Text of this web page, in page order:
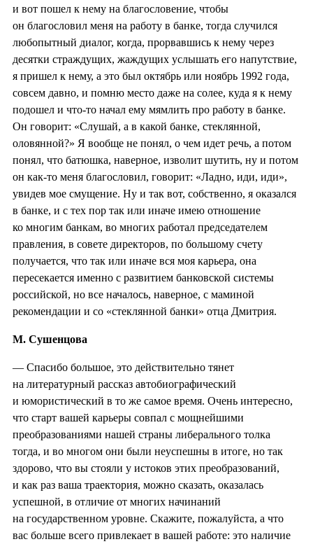
и вот пошел к нему на благословение, чтобы
он благословил меня на работу в банке, тогда случился
любопытный диалог, когда, прорвавшись к нему через
десятки страждущих, жаждущих услышать его напутствие,
я пришел к нему, а это был октябрь или ноябрь 1992 года,
совсем давно, и помню место даже на солее, куда я к нему
подошел и что-то начал ему мямлить про работу в банке.
Он говорит: «Слушай, а в какой банке, стеклянной,
оловянной?» Я вообще не понял, о чем идет речь, а потом
понял, что батюшка, наверное, изволит шутить, ну и потом
он как-то меня благословил, говорит: «Ладно, иди, иди»,
увидев мое смущение. Ну и так вот, собственно, я оказался
в банке, и с тех пор так или иначе имею отношение
ко многим банкам, во многих работал председателем
правления, в совете директоров, по большому счету
получается, что так или иначе вся моя карьера, она
пересекается именно с развитием банковской системы
российской, но все началось, наверное, с маминой
рекомендации и со «стеклянной банки» отца Дмитрия.
М. Сушенцова
— Спасибо большое, это действительно тянет
на литературный рассказ автобиографический
и юмористический в то же самое время. Очень интересно,
что старт вашей карьеры совпал с мощнейшими
преобразованиями нашей страны либерального толка
тогда, и во многом они были неуспешны в итоге, но так
здорово, что вы стояли у истоков этих преобразований,
и как раз ваша траектория, можно сказать, оказалась
успешной, в отличие от многих начинаний
на государственном уровне. Скажите, пожалуйста, а что
вас больше всего привлекает в вашей работе: это наличие